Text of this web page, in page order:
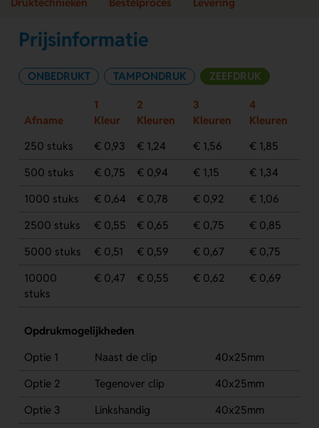
Prijsinformatie
ONBEDRUKT TAMPONDRUK ZEEFDRUK
Afname
1
Kleur
2
Kleuren
3
Kleuren
4
Kleuren
250 stuks
€ 0,93 € 1,24 € 1,56
€ 1,85
500 stuks
€ 0,75 € 0,94 € 1,15
€ 1,34
1000 stuks
€ 0,64 € 0,78 € 0,92
€ 1,06
2500 stuks
€ 0,55 € 0,65 € 0,75
€ 0,85
5000 stuks
€ 0,51 € 0,59 € 0,67
€ 0,75
10000
stuks
€ 0,47 € 0,55 € 0,62 € 0,69
Opdrukmogelijkheden
Optie 1
Naast de clip
40x25mm
Optie 2
Tegenover clip
40x25mm
Optie 3
Linkshandig
40x25mm